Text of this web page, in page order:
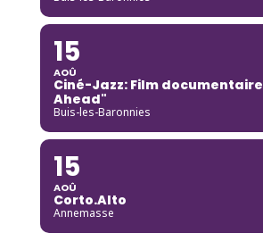
15
AOÛ
Ciné-Jazz: Film
Ahead"
Buis-les-Baronnies
15
AOÛ
Corto.Alto
Annemasse